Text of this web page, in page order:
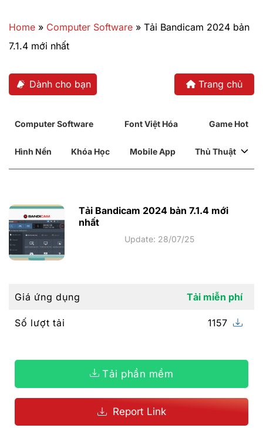
qua
dung
Home » Computer Software » Tải Bandicam 2024 bản
7.1.4 mới nhất
Dành cho bạn Trang chủ
Computer Software Font Việt Hóa Game Hot
Hình Nền Khóa Học Mobile App Thủ Thuật
Tải Bandicam 2024 bản 7.1.4 mới
nhất
Update: 28/07/25
Giá ứng dụng Tải miễn phí
Số lượt tải 1157
Tải phần mềm
Report Link